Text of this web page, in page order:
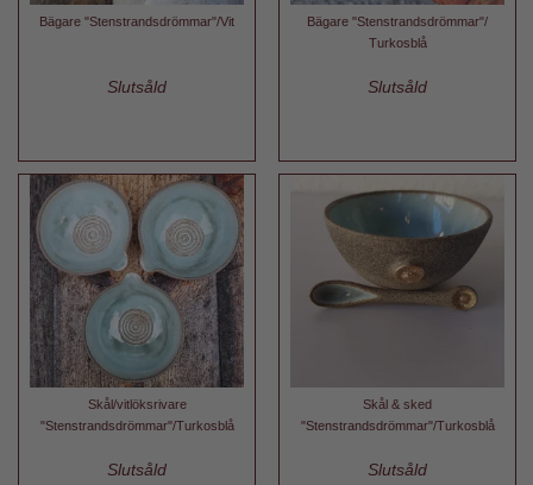
Bägare "Stenstrandsdrömmar"/Vit
Slutsåld
Bägare "Stenstrandsdrömmar"/
Turkosblå
Slutsåld
Skål/vitlöksrivare
"Stenstrandsdrömmar"/Turkosblå
Slutsåld
Skål & sked
"Stenstrandsdrömmar"/Turkosblå
Slutsåld